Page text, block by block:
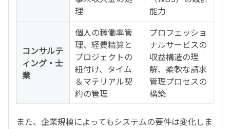
理
能力
コンサルテ
ィング・士
業
個人の稼働率管
理、経費精算と
プロジェクトの
紐付け、タイム
＆マテリアル契
約の管理
プロフェッショ
ナルサービスの
収益構造の理
解、柔軟な請求
管理プロセスの
構築
また、企業規模によってもシステムの要件は変化しま